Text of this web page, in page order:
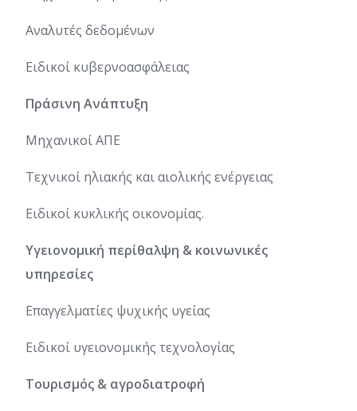
Αναλυτές δεδομένων
Ειδικοί κυβερνοασφάλειας
Πράσινη Ανάπτυξη
Μηχανικοί ΑΠΕ
Τεχνικοί ηλιακής και αιολικής ενέργειας
Ειδικοί κυκλικής οικονομίας.
Υγειονομική περίθαλψη & κοινωνικές
υπηρεσίες
Επαγγελματίες ψυχικής υγείας
Ειδικοί υγειονομικής τεχνολογίας
Τουρισμός & αγροδιατροφή